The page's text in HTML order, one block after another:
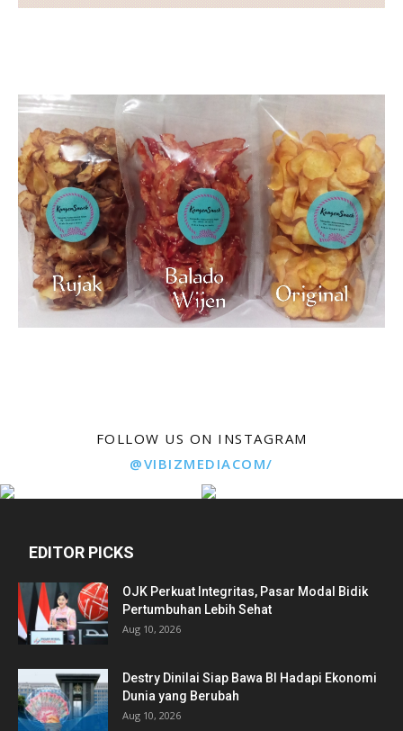
FOLLOW US ON INSTAGRAM
@VIBIZMEDIACOM/
EDITOR PICKS
OJK Perkuat Integritas, Pasar Modal Bidik
Pertumbuhan Lebih Sehat
Aug 10, 2026
Destry Dinilai Siap Bawa BI Hadapi Ekonomi
Dunia yang Berubah
Aug 10, 2026